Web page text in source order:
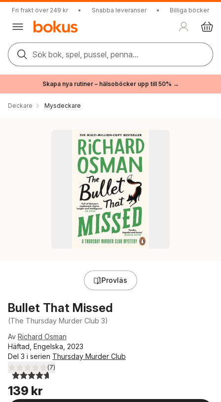
Fri frakt över 249 kr • Snabba leveranser • Billiga böcker
Sök bok, spel, pussel, penna...
Skapa nya rutiner – hälsoböcker upp till 50% →
Deckare Mysdeckare
Provläs
Bullet That Missed
(The Thursday Murder Club 3)
Av Richard Osman
Häftad, Engelska, 2023
Del 3 i serien Thursday Murder Club
4,7utav 5 stjärnor. Totalt antal röster:
(7)
139 kr